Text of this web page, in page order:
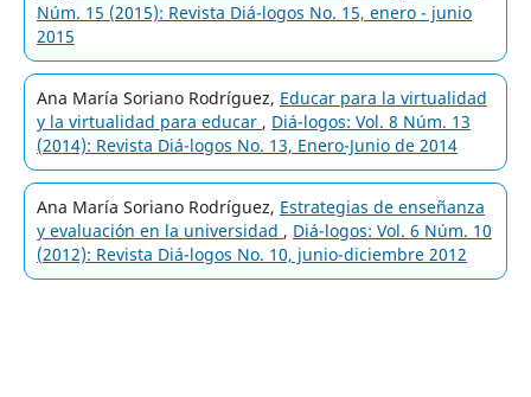
Núm. 15 (2015): Revista Diá-logos No. 15, enero - junio
2015
Ana María Soriano Rodríguez, Educar para la virtualidad
y la virtualidad para educar , Diá-logos: Vol. 8 Núm. 13
(2014): Revista Diá-logos No. 13, Enero-Junio de 2014
Ana María Soriano Rodríguez, Estrategias de enseñanza
y evaluación en la universidad , Diá-logos: Vol. 6 Núm. 10
(2012): Revista Diá-logos No. 10, junio-diciembre 2012